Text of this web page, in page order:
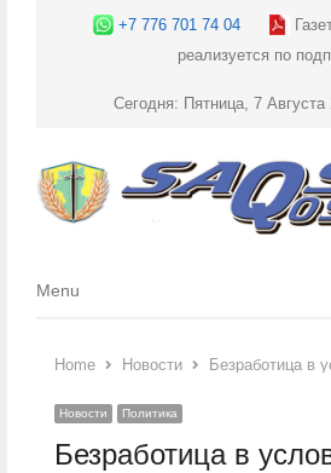
+7 776 701 74 04
реализуется по
Сегодня: Пятница, 7 Августа
Menu
Menu
Home Новости Безработица в
Новости Политика
Безработица в